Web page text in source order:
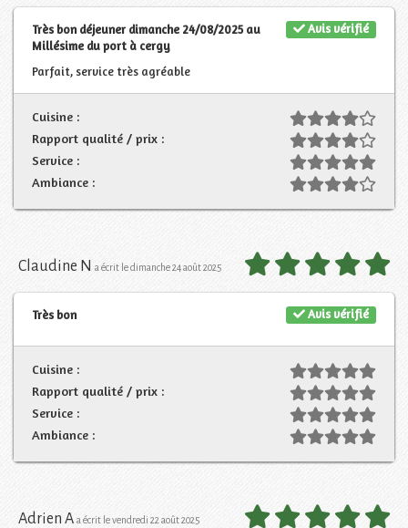
Avis vérifié
Très bon déjeuner dimanche 24/08/2025 au
Millésime du port à cergy
Parfait, service très agréable
Cuisine :
Rapport qualité / prix :
Service :
Ambiance :
Claudine N a écrit le dimanche 24 août 2025
Avis vérifié
Très bon
Cuisine :
Rapport qualité / prix :
Service :
Ambiance :
Adrien A a écrit le vendredi 22 août 2025